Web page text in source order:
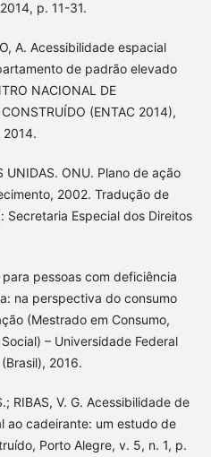
p. 11-31.
A. Acessibilidade espacial
de padrão elevado
NACIONAL DE
(ENTAC 2014),
2014.
UNIDAS. ONU. Plano de ação
2002. Tradução de
Secretaria Especial dos Direitos
para pessoas com deficiência
na perspectiva do consumo
(Mestrado em Consumo,
– Universidade Federal
2016.
RIBAS, V. G. Acessibilidade de
ao cadeirante: um estudo de
Porto Alegre, v. 5, n. 1, p.